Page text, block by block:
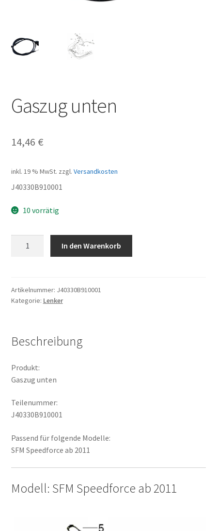
Gaszug unten
14,46 €
inkl. 19 % MwSt. zzgl. Versandkosten
J40330B910001
10 vorrätig
In den Warenkorb
Artikelnummer: J40330B910001
Kategorie: Lenker
Beschreibung
Produkt:
Gaszug unten
Teilenummer:
J40330B910001
Passend für folgende Modelle:
SFM Speedforce ab 2011
Modell: SFM Speedforce ab 2011